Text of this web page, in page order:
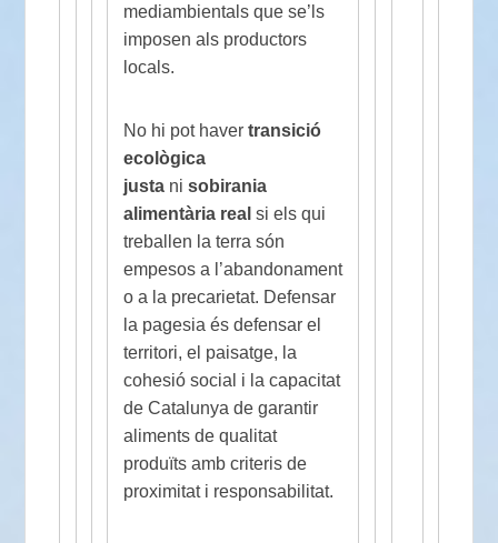
mediambientals que se’ls
imposen als productors
locals.
No hi pot haver transició
ecològica
justani sobirania
alimentària real si els qui
treballen la terra són
empesos a l’abandonament
o a la precarietat. Defensar
la pagesia és defensar el
territori, el paisatge, la
cohesió social i la capacitat
de Catalunya de garantir
aliments de qualitat
produïts amb criteris de
proximitat i responsabilitat.